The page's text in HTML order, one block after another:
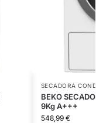
SECADORA
BEKO
9Kg A+++
548,99 €